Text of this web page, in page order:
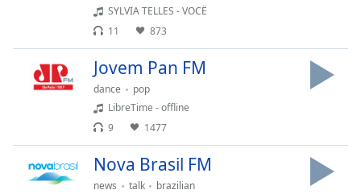
Reset
Done
Close
SYLVIA TELLES - VOCÊ
11
873
Jovem Pan FM
dance
pop
LibreTime - offline
9
1477
Nova Brasil FM
news talk
brazilian